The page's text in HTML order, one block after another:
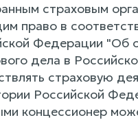
страховым
право в
Федерации "Об
дела в
страховую
Российской
концессионер